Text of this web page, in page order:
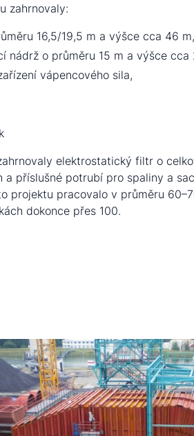
zahrnovaly:
16,5/19,5 m a výšce cca 46 m,
nádrž o průměru 15 m a výšce cca
vápencového sila,
elektrostatický filtr o
a příslušné potrubí pro spaliny a
projektu pracovalo v průměru
dokonce přes 100.